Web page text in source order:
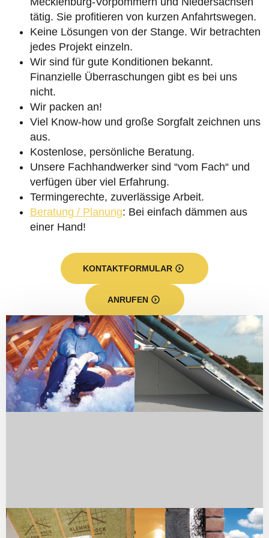
tätig. Sie profitieren von kurzen Anfahrtswegen.
Keine Lösungen von der Stange. Wir betrachten
jedes Projekt einzeln.
Wir sind für gute Konditionen bekannt.
Finanzielle Überraschungen gibt es bei uns
nicht.
Wir packen an!
Viel Know-how und große Sorgfalt zeichnen uns
aus.
Kostenlose, persönliche Beratung.
Unsere Fachhandwerker sind “vom Fach“ und
verfügen über viel Erfahrung.
Termingerechte, zuverlässige Arbeit.
Beratung / Planung: Bei einfach dämmen aus
einer Hand!
KONTAKTFORMULAR
ANRUFEN